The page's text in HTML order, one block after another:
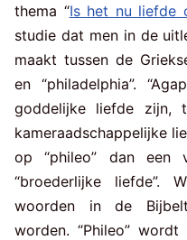
thema “Is het nu liefde
studie dat men in de
maakt tussen de
en “philadelphia”.
goddelijke liefde zijn,
kameraadschappelijke
op “phileo” dan een
“broederlijke liefde”.
woorden in de
worden. “Phileo”